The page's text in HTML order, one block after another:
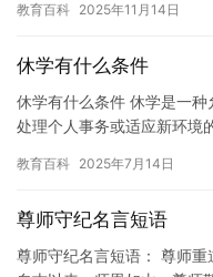
快。…
教育百科 2025年11月14日
休学有什么条件
休学有什么条件 休学是一
处理个人事务或适应新环境
和程…
教育百科 2025年7月14日
尊师守纪名言短语
尊师守纪名言短语： 尊师重